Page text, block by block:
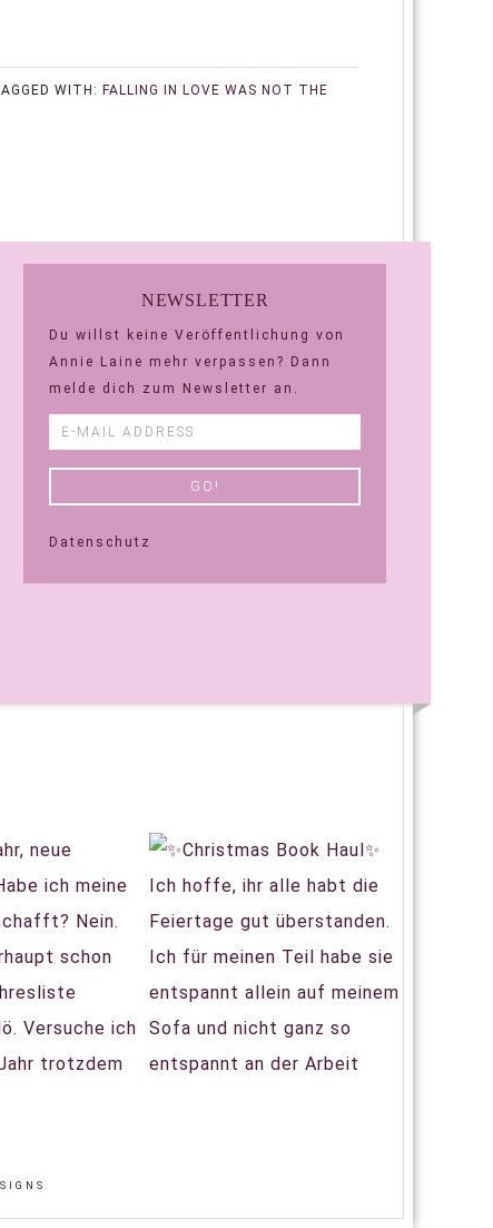
WITH:FALLING IN LOVE WAS NOT THE
NEWSLETTER
Du willst keine Veröffentlichung von
Annie Laine mehr verpassen? Dann
melde dich zum Newsletter an.
Datenschutz